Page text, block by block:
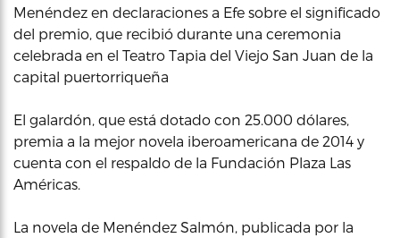
Menéndez en declaraciones a Efe sobre el significado
del premio, que recibió durante una ceremonia
celebrada en el Teatro Tapia del Viejo San Juan de la
capital puertorriqueña
El galardón, que está dotado con 25.000 dólares,
premia a la mejor novela iberoamericana de 2014 y
cuenta con el respaldo de la Fundación Plaza Las
Américas.
La novela de Menéndez Salmón, publicada por la